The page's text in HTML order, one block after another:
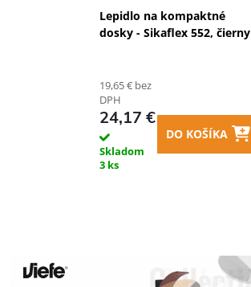
Lepidlo na kompaktné
dosky - Sikaflex 552, čierny
19,65 € bez
DPH
24,17 €
Skladom
3 ks
DO KOŠÍKA